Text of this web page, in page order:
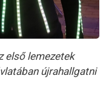
első lemezetek
újrahallgatni